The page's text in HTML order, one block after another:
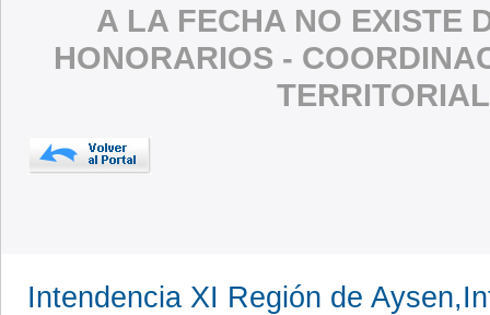
A LA FECHA NO EXISTE
HONORARIOS -
Intendencia XI Región de